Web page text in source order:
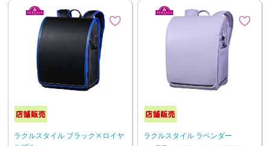
ラクルスタイル ブラック×ロイヤ
ラクルスタイル ラベンダー